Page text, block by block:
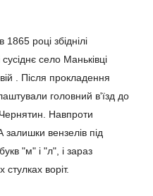
році збіднілі
село Маньківці
. Після прокладення
головний в'їзд до
Навпроти
залишки вензелів під
"м" і "л", і зараз
воріт.